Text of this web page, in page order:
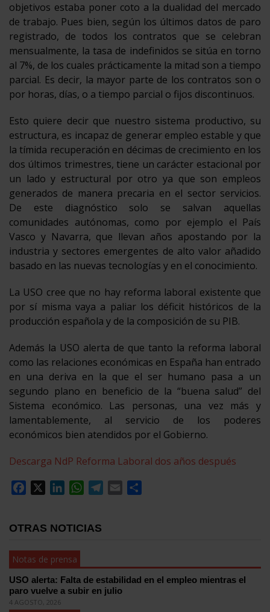
objetivos estaba poner coto a la dualidad del mercado
de trabajo. Pues bien, según los últimos datos de paro
registrado, de todos los contratos que se celebran
mensualmente, la tasa de indefinidos se sitúa en torno
al 7%, de los cuales prácticamente la mitad son a tiempo
parcial. Es decir, la mayor parte de los contratos son o
por horas, días, o a tiempo parcial o fijos discontinuos.
Esto quiere decir que nuestro sistema productivo, su
estructura, es incapaz de generar empleo estable y que
la tímida recuperación en décimas de crecimiento en los
dos últimos trimestres, tiene un carácter estacional por
un lado y estructural por otro ya que son empleos
generados de manera precaria en el sector servicios.
De este diagnóstico solo se salvan aquellas
comunidades autónomas, como por ejemplo el País
Vasco y Navarra, que llevan años apostando por la
industria y sectores emergentes de alto valor añadido
basado en las nuevas tecnologías y en el conocimiento.
La USO cree que no hay reforma laboral existente que
por sí misma vaya a paliar los déficit históricos de la
producción española y de la composición de su PIB.
Además la USO alerta de que tanto la reforma laboral
como las relaciones económicas en España han entrado
en una deriva en la que el ser humano pasa a un
segundo plano en beneficio de la “buena salud” del
Sistema económico. Las personas, una vez más y
lamentablemente, al servicio de los poderes
económicos bien atendidos por el Gobierno.
Descarga NdP Reforma Laboral dos años después
Facebook
LinkedInWhatsApp
Telegram
Email
OTRAS NOTICIAS
Notas de prensa
USO alerta: Falta de estabilidad en el empleo mientras el
paro vuelve a subir en julio
4 AGOSTO, 2026